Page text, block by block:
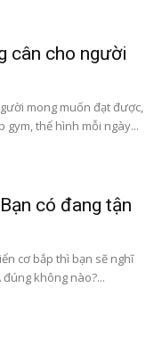
cân cho người
mong muốn đạt được,
thể hình mỗi ngày...
có đang tận
cơ bắp thì bạn sẽ nghĩ
đúng không nào?...